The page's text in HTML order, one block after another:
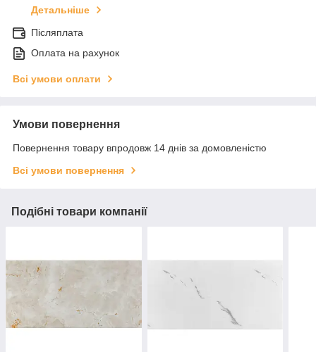
Детальніше
Післяплата
Оплата на рахунок
Всі умови оплати
Умови повернення
Повернення товару впродовж 14 днів за домовленістю
Всі умови повернення
Подібні товари компанії